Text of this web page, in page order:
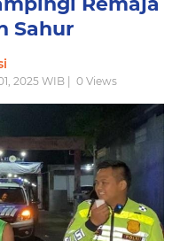
Sahur
2025 WIB | 0 Views